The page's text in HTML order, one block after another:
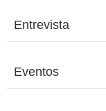
Entrevista
Eventos